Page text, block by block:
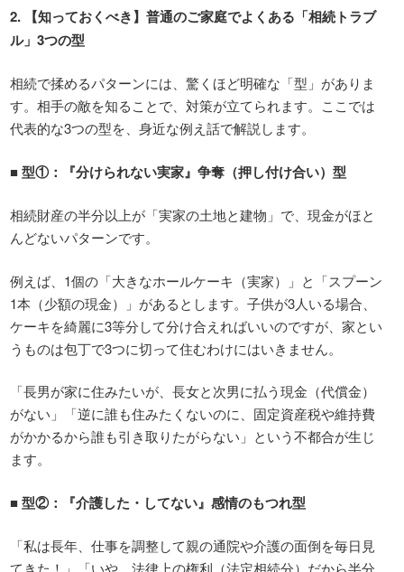
2. 【知っておくべき】普通のご家庭でよくある「相続トラブ
ル」3つの型
相続で揉めるパターンには、驚くほど明確な「型」がありま
す。相手の敵を知ることで、対策が立てられます。ここでは
代表的な3つの型を、身近な例え話で解説します。
■型①：『分けられない実家』争奪（押し付け合い）型
相続財産の半分以上が「実家の土地と建物」で、現金がほと
んどないパターンです。
例えば、1個の「大きなホールケーキ（実家）」と「スプーン
1本（少額の現金）」があるとします。子供が3人いる場合、
ケーキを綺麗に3等分して分け合えればいいのですが、家とい
うものは包丁で3つに切って住むわけにはいきません。
「長男が家に住みたいが、長女と次男に払う現金（代償金）
がない」「逆に誰も住みたくないのに、固定資産税や維持費
がかかるから誰も引き取りたがらない」という不都合が生じ
ます。
■型②：『介護した・してない』感情のもつれ型
「私は長年、仕事を調整して親の通院や介護の面倒を毎日見
てきた！」「いや、法律上の権利（法定相続分）だから半分